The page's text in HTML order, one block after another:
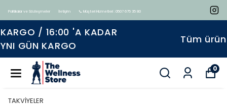
Politikalar ve Sözleşmeler İletişim 📞 Müşteri Hizmetleri : 0507 675 35 80
Tüm ürünlerde geçerli %15 indirim
0
TAKVİYELER